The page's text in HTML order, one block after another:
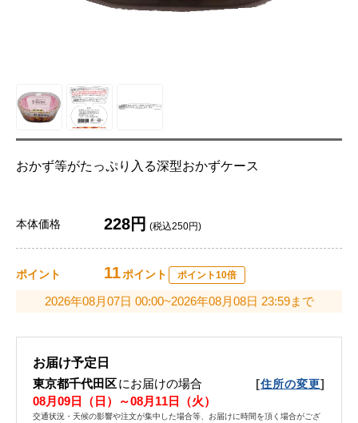
おかず等がたっぷり入る深型おかずケース
本体価格 228円 (税込250円)
ポイント 11ポイント ポイント10倍
2026年08月07日 00:00~2026年08月08日 23:59まで
お届け予定日
東京都千代田区にお届けの場合 [住所の変更]
08月09日（日）～08月11日（火）
交通状況・天候の影響や注文が集中した場合等、お届けに時間を頂く場合がござ